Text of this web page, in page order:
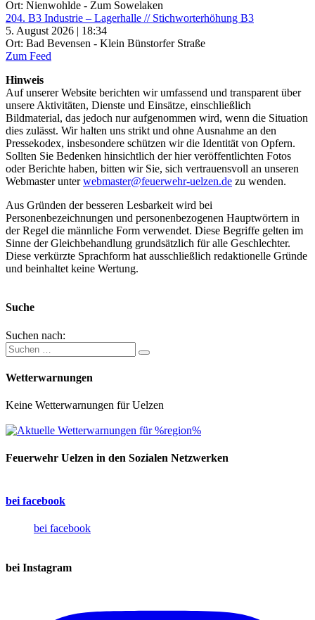
Ort: Nienwohlde - Zum Sowelaken
204. B3 Industrie – Lagerhalle // Stichworterhöhung B3
5. August 2026 | 18:34
Ort: Bad Bevensen - Klein Bünstorfer Straße
Zum Feed
Hinweis
Auf unserer Website berichten wir umfassend und transparent über
unsere Aktivitäten, Dienste und Einsätze, einschließlich
Bildmaterial, das jedoch nur aufgenommen wird, wenn die Situation
dies zulässt. Wir halten uns strikt und ohne Ausnahme an den
Pressekodex, insbesondere schützen wir die Identität von Opfern.
Sollten Sie Bedenken hinsichtlich der hier veröffentlichten Fotos
oder Berichte haben, bitten wir Sie, sich vertrauensvoll an unseren
Webmaster unterwebmaster@feuerwehr-uelzen.de zu wenden.
Aus Gründen der besseren Lesbarkeit wird bei
Personenbezeichnungen und personenbezogenen Hauptwörtern in
der Regel die männliche Form verwendet. Diese Begriffe gelten im
Sinne der Gleichbehandlung grundsätzlich für alle Geschlechter.
Diese verkürzte Sprachform hat ausschließlich redaktionelle Gründe
und beinhaltet keine Wertung.
Suche
Suchen nach:
Wetterwarnungen
Keine Wetterwarnungen für Uelzen
Feuerwehr Uelzen in den Sozialen Netzwerken
bei facebook
bei facebook
bei Instagram